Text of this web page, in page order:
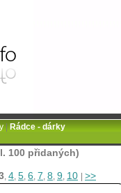
100 přidaných)
, 4, 5, 6, 7, 8, 9, 10 >>
|Rádce - dárky